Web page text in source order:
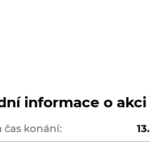
informace o akci
čas konání: